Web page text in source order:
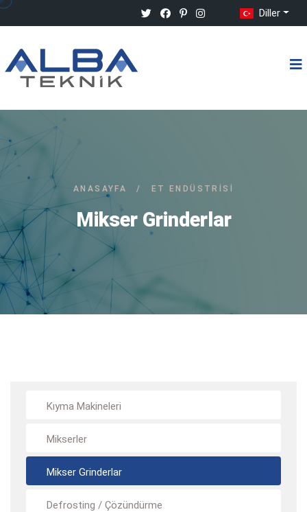
Diller
ANASAYFA / ET ENDÜSTRISI
Mikser Grinderlar
Kıyma Makineleri
Mikserler
Mikser Grinderlar
Defrosting / Çözündürme